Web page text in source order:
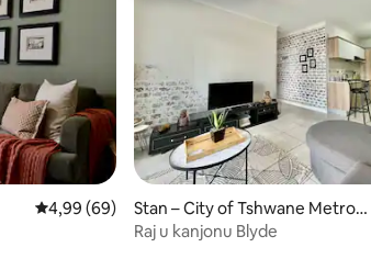
Prosječna ocjena: 4,99/5, recenzija: 69
4,99 (69)
Stan – City of Tshwane Metrop
olitan Municipality
Raj u kanjonu Blyde